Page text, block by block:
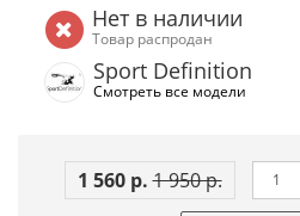
Нет в наличии
Товар распродан
Sport Definition
Смотреть все модели
1 560 р. 1 950 р.